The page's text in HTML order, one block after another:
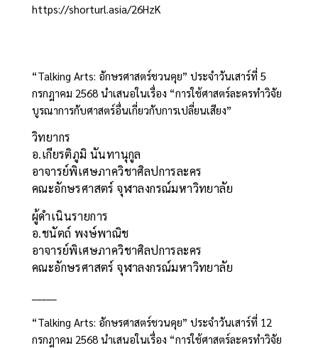
https://shorturl.asia/26HzK
“Talking Arts: อักษรศาสตร์ชวนคุย” ประจำวันเสาร์ที่ 5
กรกฎาคม 2568 นำเสนอในเรื่อง “การใช้ศาสตร์ละครทำวิจัย
บูรณาการกับศาสตร์อื่นเกี่ยวกับการเปลี่ยนเสียง”
วิทยากร
อ.เกียรติภูมิ นันทานุกูล
อาจารย์พิเศษภาควิชาศิลปการละคร
คณะอักษรศาสตร์ จุฬาลงกรณ์มหาวิทยาลัย
ผู้ดำเนินรายการ
อ.ชนัตถ์ พงษ์พาณิช
อาจารย์พิเศษภาควิชาศิลปการละคร
คณะอักษรศาสตร์ จุฬาลงกรณ์มหาวิทยาลัย
“Talking Arts: อักษรศาสตร์ชวนคุย” ประจำวันเสาร์ที่ 12
กรกฎาคม 2568 นำเสนอในเรื่อง “การใช้ศาสตร์ละครทำวิจัย